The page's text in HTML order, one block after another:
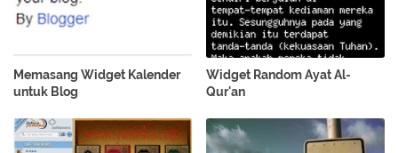
Memasang Widget Kalender
untuk Blog
Widget Random Ayat Al-
Qur'an